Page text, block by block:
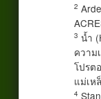
2
3 น้ำ
ความ
โปรต
แม่เห
4